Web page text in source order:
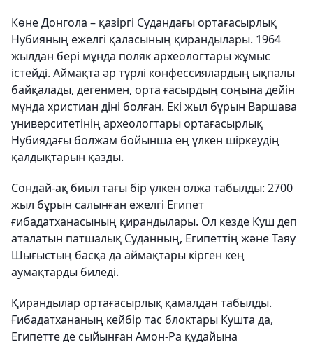
Көне Донгола – қазіргі Судандағы ортағасырлық
Нубияның ежелгі қаласының қирандылары. 1964
жылдан бері мұнда поляк археологтары жұмыс
істейді. Аймақта әр түрлі конфессиялардың ықпалы
байқалады, дегенмен, орта ғасырдың соңына дейін
мұнда христиан діні болған. Екі жыл бұрын Варшава
университетінің археологтары ортағасырлық
Нубиядағы болжам бойынша ең үлкен шіркеудің
қалдықтарын қазды.
Сондай-ақ биыл тағы бір үлкен олжа табылды: 2700
жыл бұрын салынған ежелгі Египет
ғибадатханасының қирандылары. Ол кезде Куш деп
аталатын патшалық Суданның, Египеттің және Таяу
Шығыстың басқа да аймақтары кірген кең
аумақтарды биледі.
Қирандылар ортағасырлық қамалдан табылды.
Ғибадатхананың кейбір тас блоктары Кушта да,
Египетте де сыйынған Амон-Ра құдайына